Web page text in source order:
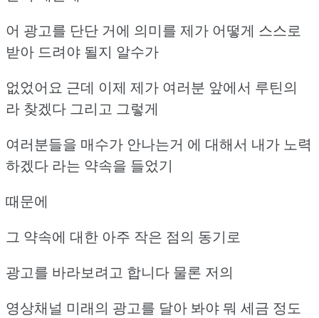
어 광고를 단단 거에 의미를 제가 어떻게 스스로
받아 드려야 될지 알수가
없었어요 근데 이제 제가 여러분 앞에서 루틴의
라 찾겠다 그리고 그렇게
여러분들을 매수가 안나는거 에 대해서 내가 노력
하겠다 라는 약속을 들었기
때문에
그 약속에 대한 아주 작은 점의 동기로
광고를 바라보려고 합니다 물론 저의
영상채널 미래의 광고를 달아 봐야 뭐 세금 정도